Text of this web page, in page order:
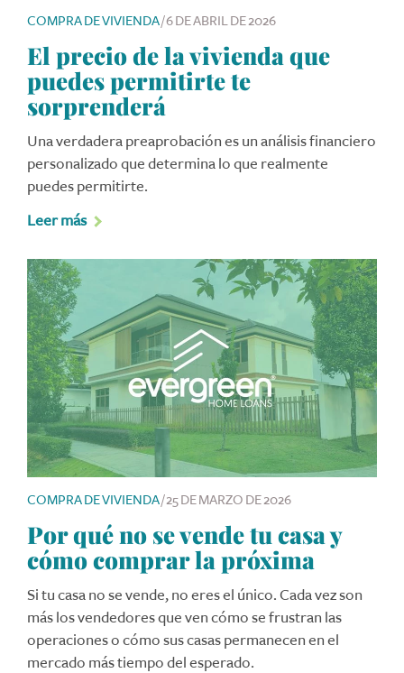
COMPRA DE VIVIENDA/6 DE ABRIL DE 2026
El precio de la vivienda que
puedes permitirte te
sorprenderá
Una verdadera preaprobación es un análisis financiero
personalizado que determina lo que realmente
puedes permitirte.
Leer más
COMPRA DE VIVIENDA/25 DE MARZO DE 2026
Por qué no se vende tu casa y
cómo comprar la próxima
Si tu casa no se vende, no eres el único. Cada vez son
más los vendedores que ven cómo se frustran las
operaciones o cómo sus casas permanecen en el
mercado más tiempo del esperado.